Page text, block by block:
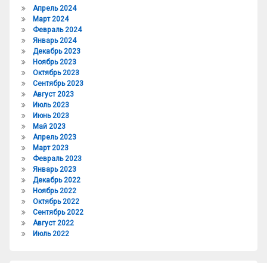
Апрель 2024
Март 2024
Февраль 2024
Январь 2024
Декабрь 2023
Ноябрь 2023
Октябрь 2023
Сентябрь 2023
Август 2023
Июль 2023
Июнь 2023
Май 2023
Апрель 2023
Март 2023
Февраль 2023
Январь 2023
Декабрь 2022
Ноябрь 2022
Октябрь 2022
Сентябрь 2022
Август 2022
Июль 2022